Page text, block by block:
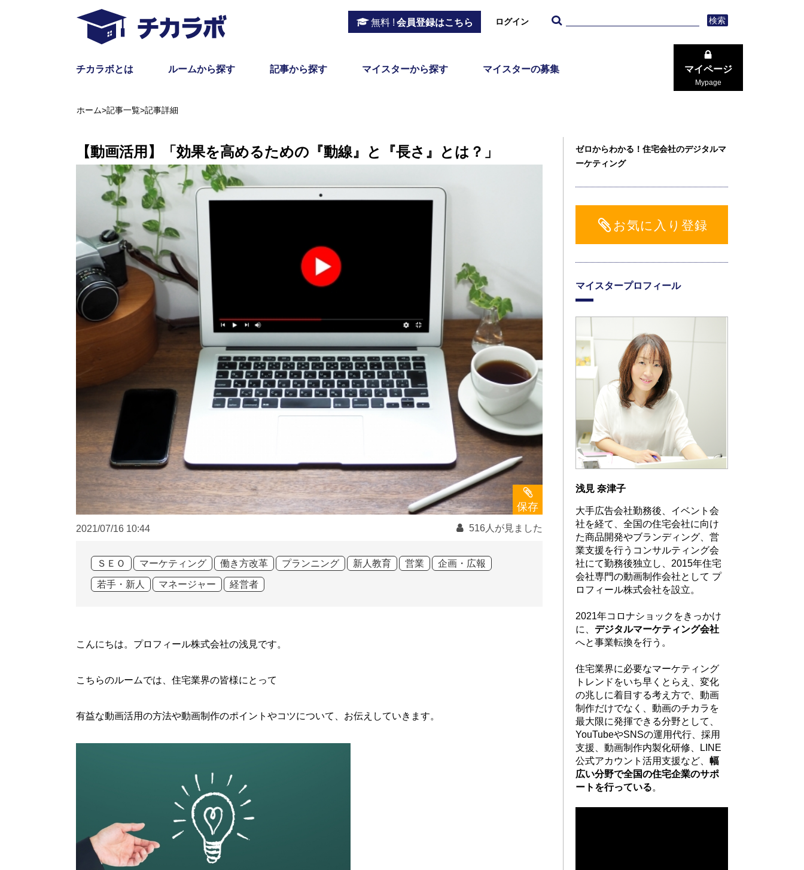
無料 ! 会員登録はこちら ログイン 検索
チカラボとは ルームから探す 記事から探す マイスターから探す マイスターの募集 マイページ
Mypage
ホーム>記事一覧>記事詳細
【動画活用】「効果を高めるための『動線』と『長さ』とは？」
保存
2021/07/16 10:44 516人が見ました
ＳＥＯ マーケティング 働き方改革 プランニング 新人教育 営業 企画・広報
若手・新人 マネージャー 経営者
こんにちは。プロフィール株式会社の浅見です。
こちらのルームでは、住宅業界の皆様にとって
有益な動画活用の方法や動画制作のポイントやコツについて、お伝えしていきます。
ゼロからわかる！住宅会社のデジタルマ
ーケティング
お気に入り登録
マイスタープロフィール
浅見 奈津子
大手広告会社勤務後、イベント会
社を経て、全国の住宅会社に向け
た商品開発やブランディング、営
業支援を行うコンサルティング会
社にて勤務後独立し、2015年住宅
会社専門の動画制作会社として プ
ロフィール株式会社を設立。
2021年コロナショックをきっかけ
に、 デジタルマーケティング会社
へと事業転換を行う。
住宅業界に必要なマーケティング
トレンドをいち早くとらえ、 変化
の兆しに着目する考え方で、 動画
制作だけでなく、動画のチカラを
最大限に発揮できる分野として、
YouTubeやSNSの運用代行、採用
支援、動画制作内製化研修、LINE
公式アカウント活用支援など、 幅
広い分野で全国の住宅企業のサポ
ートを行っている。